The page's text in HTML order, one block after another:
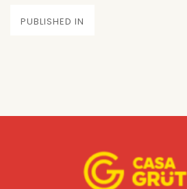
Navegación
PUBLISHED IN